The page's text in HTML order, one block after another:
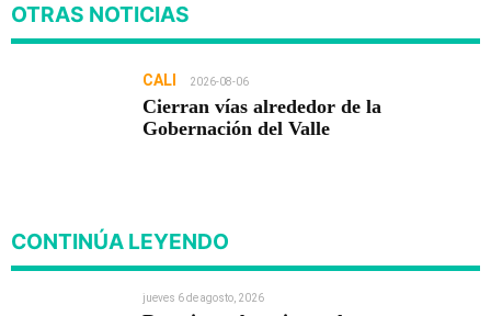
OTRAS NOTICIAS
CALI 2026-08-06
Cierran vías alrededor de la
Gobernación del Valle
CONTINÚA LEYENDO
jueves 6 de agosto, 2026